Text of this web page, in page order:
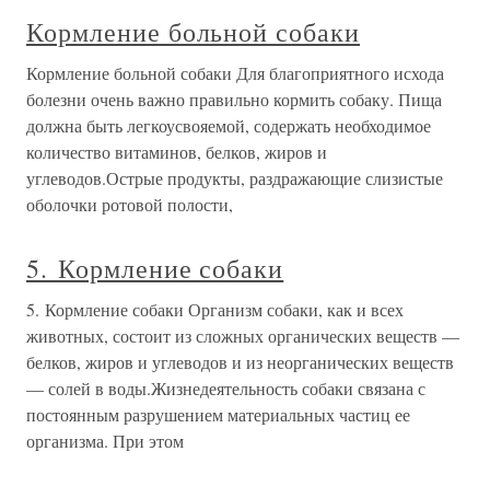
Кормление больной собаки
Кормление больной собаки Для благоприятного исхода
болезни очень важно правильно кормить собаку. Пища
должна быть легкоусвояемой, содержать необходимое
количество витаминов, белков, жиров и
углеводов.Острые продукты, раздражающие слизистые
оболочки ротовой полости,
5. Кормление собаки
5. Кормление собаки Организм собаки, как и всех
животных, состоит из сложных органических веществ —
белков, жиров и углеводов и из неорганических веществ
— солей в воды.Жизнедеятельность собаки связана с
постоянным разрушением материальных частиц ее
организма. При этом